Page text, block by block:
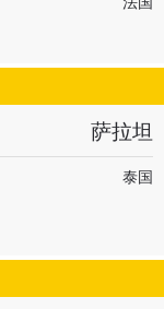
萨拉坦
泰国